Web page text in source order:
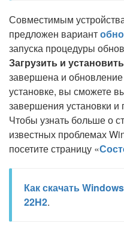
Совместимым
предложен вариант
запуска процедуры
Загрузить и установить
завершена и обновление
установке, вы сможете
завершения установки и
Чтобы узнать больше о
известных проблемах
посетите страницу «
Как скачать
22H2.